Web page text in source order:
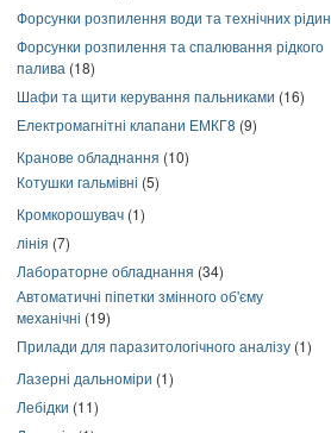
Форсунки розпилення води та технічних рідин
Форсунки розпилення та спалювання рідкого
палива (18)
Шафи та щити керування пальниками (16)
Електромагнітні клапани ЕМКГ8 (9)
Кранове обладнання (10)
Котушки гальмівні (5)
Кромкорошувач (1)
лінія (7)
Лабораторне обладнання (34)
Автоматичні піпетки змінного об'єму
механічні (19)
Прилади для паразитологічного аналізу (1)
Лазерні дальноміри (1)
Лебідки (11)